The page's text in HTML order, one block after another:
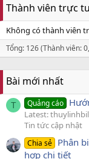
Thành viên trực
Không có thành viên
Tổng: 126 (Thành viên:
Bài mới nhất
T Quảng cáo
Latest:
Tin tức cập nhật
Chia sẻ Phân
hợp chi tiết